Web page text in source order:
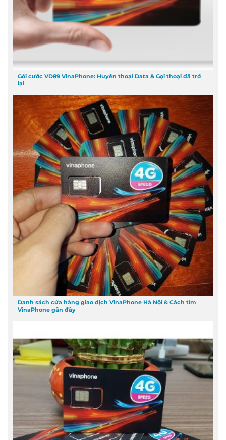
Gói cước VD89 VinaPhone: Huyền thoại Data & Gọi thoại đã trở
lại
Danh sách cửa hàng giao dịch VinaPhone Hà Nội & Cách tìm
VinaPhone gần đây